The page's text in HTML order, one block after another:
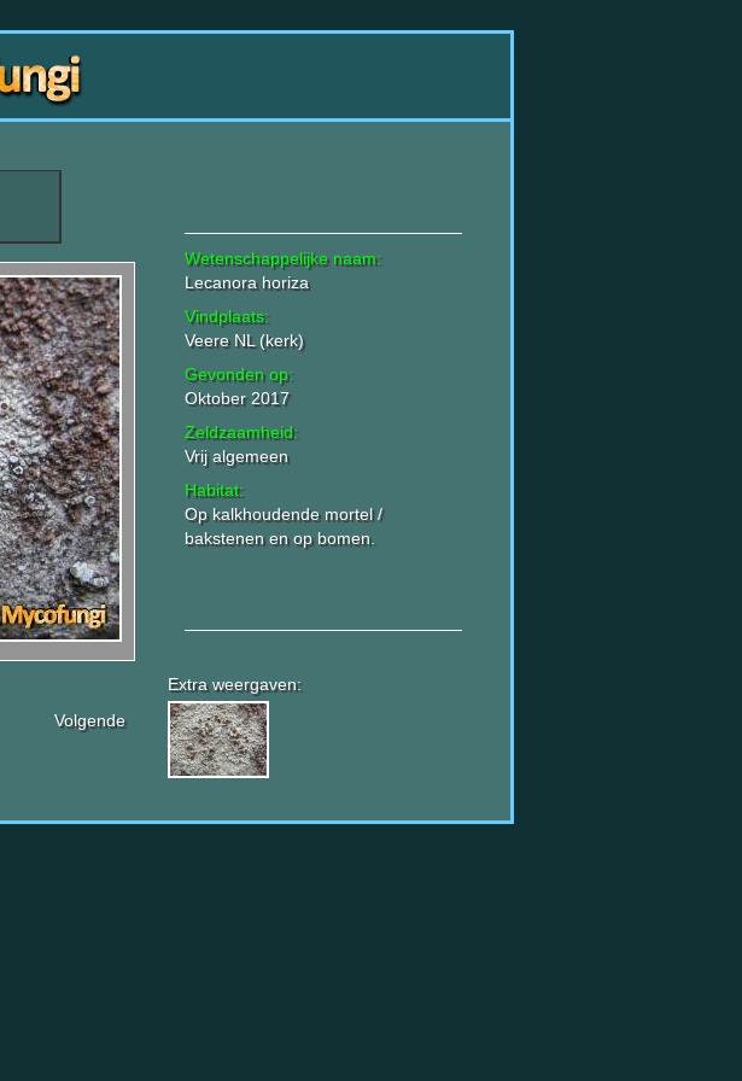
Wetenschappelijke naam:
Lecanora horiza
Vindplaats:
Veere NL (kerk)
Gevonden op:
Oktober 2017
Zeldzaamheid:
Vrij algemeen
Habitat:
Op kalkhoudende mortel /
bakstenen en op bomen.
Extra weergaven:
Volgende